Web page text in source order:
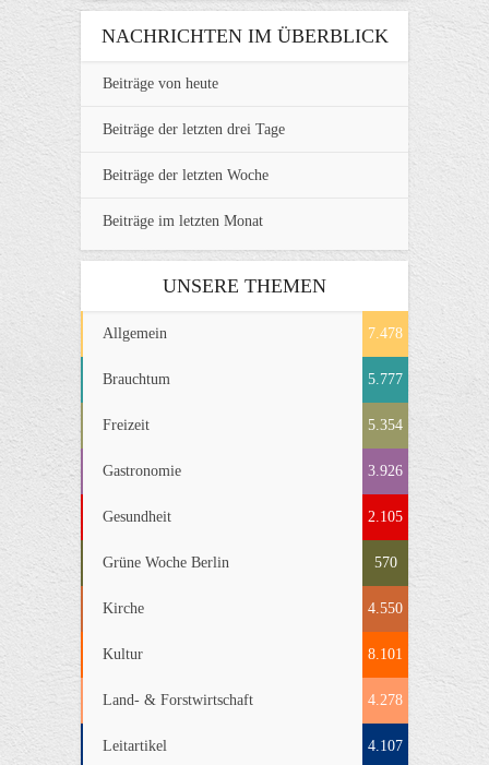
NACHRICHTEN IM ÜBERBLICK
Beiträge von heute
Beiträge der letzten drei Tage
Beiträge der letzten Woche
Beiträge im letzten Monat
UNSERE THEMEN
Allgemein 7.478
Brauchtum 5.777
Freizeit 5.354
Gastronomie 3.926
Gesundheit 2.105
Grüne Woche Berlin 570
Kirche 4.550
Kultur 8.101
Land- & Forstwirtschaft 4.278
Leitartikel 4.107